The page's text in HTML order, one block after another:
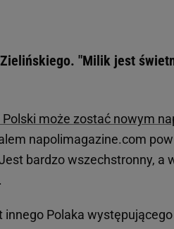
"Milik jest
może zostać nowym
napolimagazine.com
bardzo wszechstronny, a
Polaka